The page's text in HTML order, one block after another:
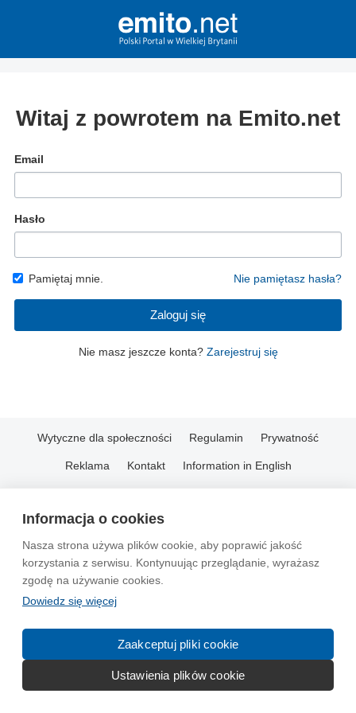
Informacja o cookies
Nasza strona używa plików cookie, aby poprawić jakość
korzystania z serwisu. Kontynuując przeglądanie, wyrażasz
zgodę na używanie cookies.
Dowiedz się więcej
Zaakceptuj pliki cookie
Ustawienia plików cookie
Witaj z powrotem na Emito.net
Email
Hasło
Pamiętaj mnie. Nie pamiętasz hasła?
Zaloguj się
Nie masz jeszcze konta? Zarejestruj się
Wytyczne dla społeczności Regulamin Prywatność
Reklama Kontakt Information in English